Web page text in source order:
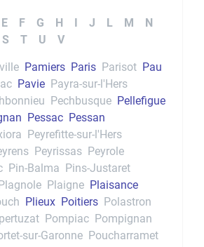
E F G H I J L M
N
S T U V
Pamiers Paris Parisot Pau
Pavie Payra-sur-l'Hers
Pechbusque Pellefigue
Pessac Pessan
Peyrefitte-sur-l'Hers
Peyrissas Peyrole
Pin-Balma Pins-Justaret
Plaigne Plaisance
Plieux Poitiers Polastron
Pompiac Pompignan
sur-Garonne Poucharramet